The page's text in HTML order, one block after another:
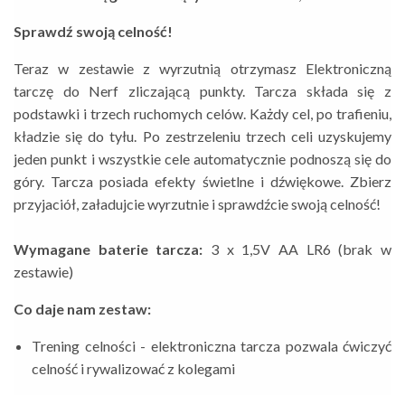
Sprawdź swoją celność!
Teraz w zestawie z wyrzutnią otrzymasz Elektroniczną
tarczę do Nerf zliczającą punkty. Tarcza składa się z
podstawki i trzech ruchomych celów. Każdy cel, po trafieniu,
kładzie się do tyłu. Po zestrzeleniu trzech celi uzyskujemy
jeden punkt i wszystkie cele automatycznie podnoszą się do
góry. Tarcza posiada efekty świetlne i dźwiękowe. Zbierz
przyjaciół, załadujcie wyrzutnie i sprawdźcie swoją celność!
Wymagane baterie tarcza: 3 x 1,5V AA LR6 (brak w
zestawie)
Co daje nam zestaw:
Trening celności - elektroniczna tarcza pozwala ćwiczyć
celność i rywalizować z kolegami